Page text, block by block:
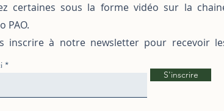
certaines sous la forme vidéo sur la
PAO.
inscrire à notre newsletter pour recevoir
S'inscrire